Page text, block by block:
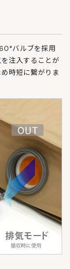
バルブを採用
注入することが
時短に繋がりま